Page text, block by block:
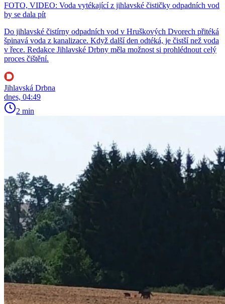
FOTO, VIDEO: Voda vytékající z jihlavské čističky odpadních vod
by se dala pít
Do jihlavské čistírny odpadních vod v Hruškových Dvorech přitéká
špinavá voda z kanalizace. Když další den odtéká, je čistší než voda
v řece. Redakce Jihlavské Drbny měla možnost si prohlédnout celý
proces čištění.
Jihlavská Drbna
dnes, 04:49
2 min